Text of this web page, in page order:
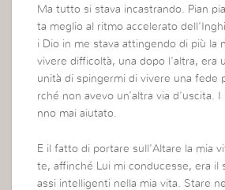
Ma tutto si stava incastrando. Pian
ta meglio al ritmo accelerato
i Dio in me stava attingendo di più la
vivere difficoltà, una dopo l’altra, era
unità di spingermi di vivere una fede
rché non avevo un’altra via d’uscita.
nno mai aiutato.
E il fatto di portare sull’Altare la mia
te, affinché Lui mi conducesse, era il
assi intelligenti nella mia vita. Stare